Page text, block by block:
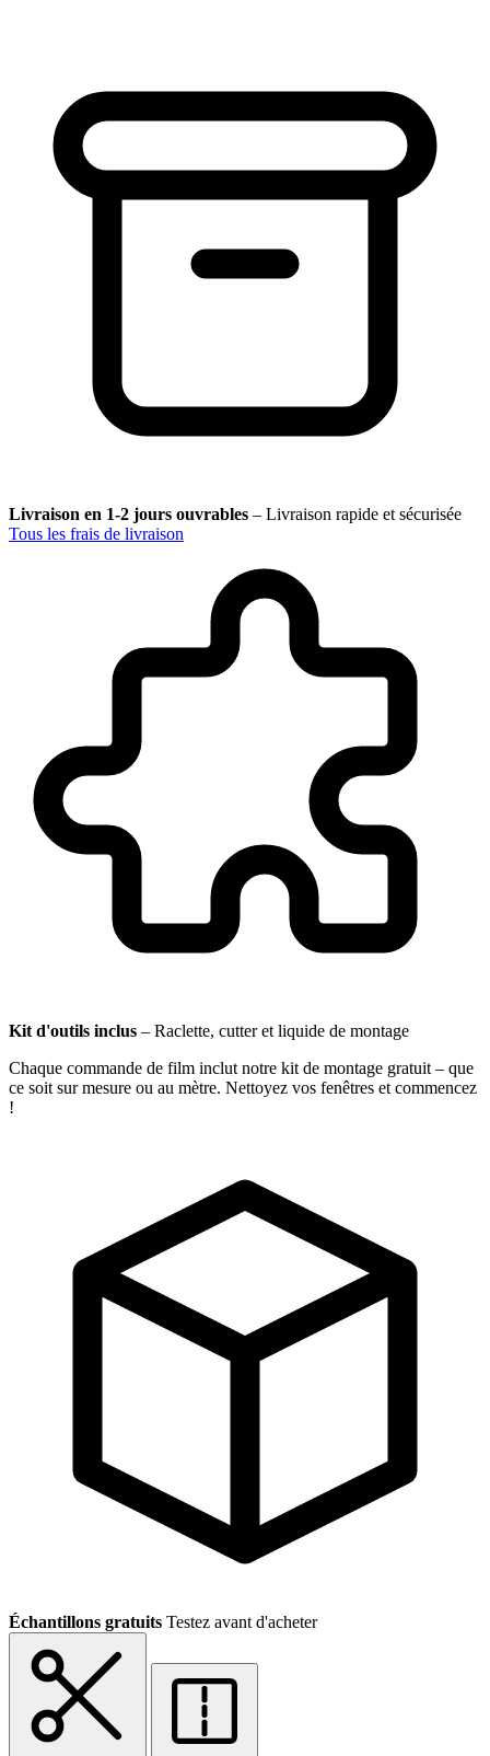
Livraison en 1-2 jours ouvrables – Livraison rapide et sécurisée
Tous les frais de livraison
Kit d'outils inclus – Raclette, cutter et liquide de montage
Chaque commande de film inclut notre kit de montage gratuit – que
ce soit sur mesure ou au mètre. Nettoyez vos fenêtres et commencez
!
Échantillons gratuits Testez avant d'acheter